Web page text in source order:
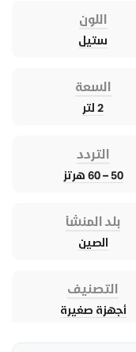
اللون
ستيل
السعة
2 لتر
التردد
50 – 60 هرتز
بلد المنشأ
الصين
التصنيف
أجهزة صغيرة